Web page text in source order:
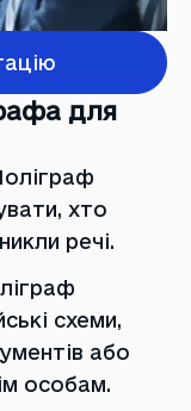
для
хто
речі.
схеми,
або
особам.